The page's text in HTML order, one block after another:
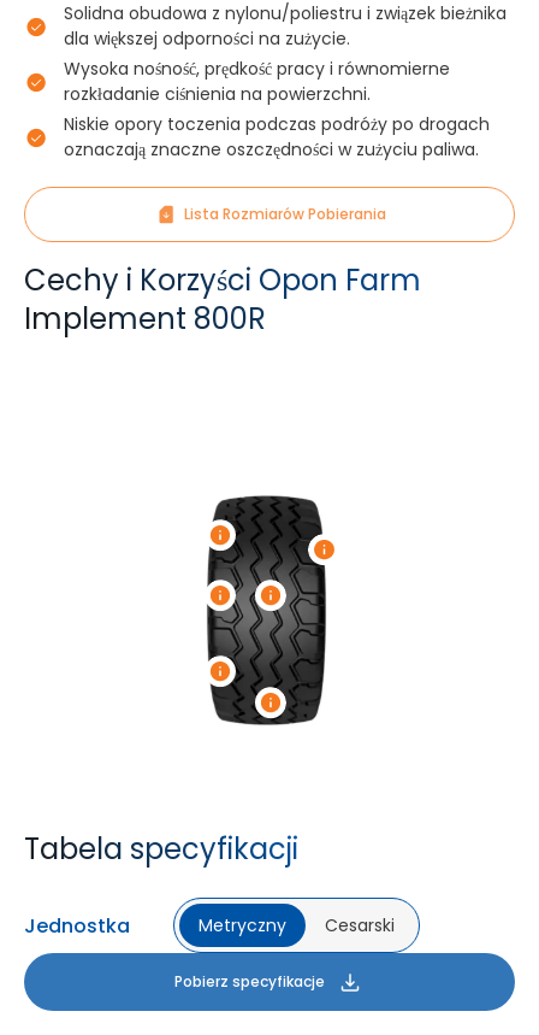
Solidna obudowa z nylonu/poliestru i związek bieżnika
dla większej odporności na zużycie.
Wysoka nośność, prędkość pracy i równomierne
rozkładanie ciśnienia na powierzchni.
Niskie opory toczenia podczas podróży po drogach
oznaczają znaczne oszczędności w zużyciu paliwa.
Lista Rozmiarów Pobierania
Cechy i Korzyści Opon Farm
Implement 800R
Tabela specyfikacji
Jednostka Metryczny Cesarski
Pobierz specyfikacje